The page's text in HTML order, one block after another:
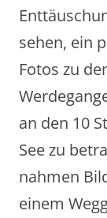
sehen, ein
Fotos zu
an den 10
See zu
nahmen
einem